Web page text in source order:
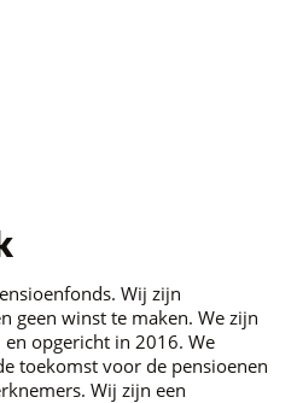
Wij zijn
geen winst te maken. We zijn
opgericht in 2016. We
toekomst voor de pensioenen
Wij zijn een